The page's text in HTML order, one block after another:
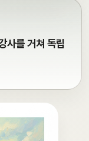
사를 거쳐 독립